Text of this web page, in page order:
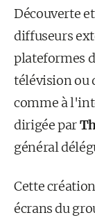
Découverte
diffuseurs
plateformes
télévision ou
comme à
dirigée par
général
Cette
écrans du